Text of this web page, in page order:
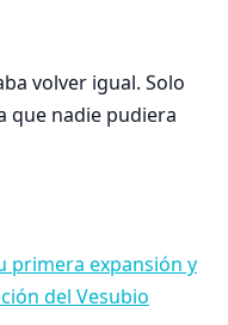
volver igual. Solo
que nadie pudiera
primera expansión y
del Vesubio